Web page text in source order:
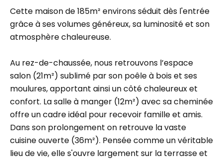
Cette maison de 185m² environs séduit dès l'entrée
grâce à ses volumes généreux, sa luminosité et son
atmosphère chaleureuse.
Au rez-de-chaussée, nous retrouvons l’espace
salon (21m²) sublimé par son poêle à bois et ses
moulures, apportant ainsi un côté chaleureux et
confort. La salle à manger (12m²) avec sa cheminée
offre un cadre idéal pour recevoir famille et amis.
Dans son prolongement on retrouve la vaste
cuisine ouverte (36m²). Pensée comme un véritable
lieu de vie, elle s'ouvre largement sur la terrasse et